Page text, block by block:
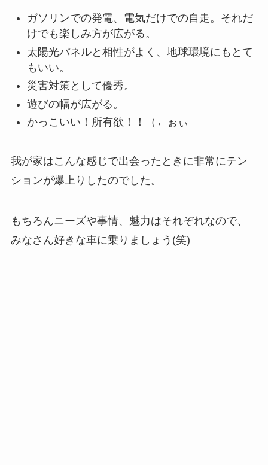
ガソリンでの発電、電気だけでの自走。それだ
けでも楽しみ方が広がる。
太陽光パネルと相性がよく、地球環境にもとて
もいい。
災害対策として優秀。
遊びの幅が広がる。
かっこいい！所有欲！！（←ぉぃ
我が家はこんな感じで出会ったときに非常にテン
ションが爆上りしたのでした。
もちろんニーズや事情、魅力はそれぞれなので、
みなさん好きな車に乗りましょう(笑)